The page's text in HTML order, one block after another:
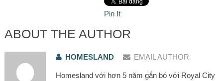
Pin It
ABOUT THE AUTHOR
HOMESLAND EMAIL AUTHOR
Homesland với hơn 5 năm gắn bó với Royal City